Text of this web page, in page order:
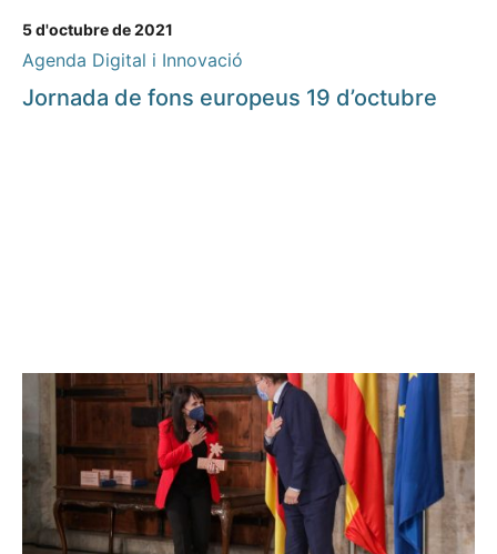
5 d'octubre de 2021
Agenda Digital i Innovació
Jornada de fons europeus 19 d’octubre